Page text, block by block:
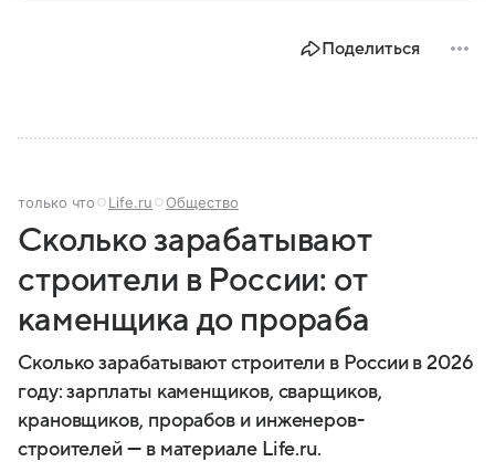
Поделиться
только что Life.ru Общество
Сколько зарабатывают
строители в России: от
каменщика до прораба
Сколько зарабатывают строители в России в 2026
году: зарплаты каменщиков, сварщиков,
крановщиков, прорабов и инженеров-
строителей — в материале Life.ru.